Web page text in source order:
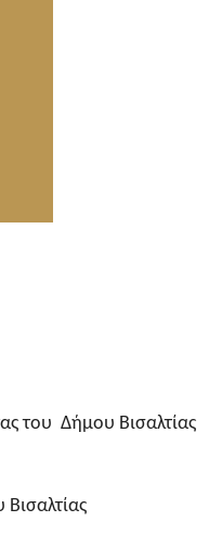
του Δήμου Βισαλτίας